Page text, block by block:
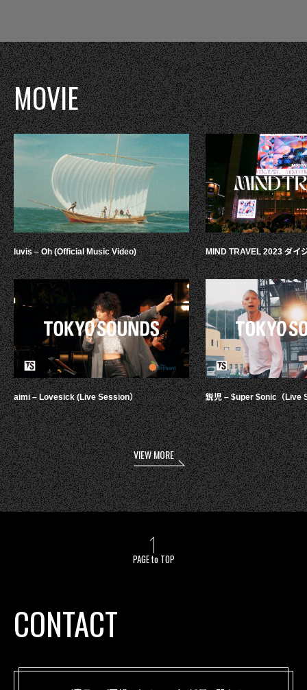
MOVIE
luvis – Oh (Official Music Video)
aimi – Lovesick (Live Session）
MIND TRAVEL 2023 ダイ
鋭児 – $uper $onic（Live
VIEW MORE
PAGE to TOP
CONTACT